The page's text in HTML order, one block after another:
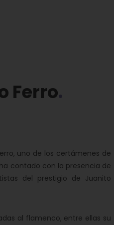
Ferro
uno de los certámenes de
contado con la presencia de
del prestigio de Juanito
al flamenco, entre ellas su